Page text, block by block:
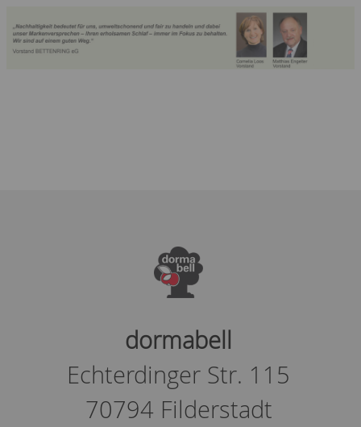
dormabell
Echterdinger Str. 115
70794 Filderstadt